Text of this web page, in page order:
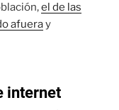
el de las
afueray